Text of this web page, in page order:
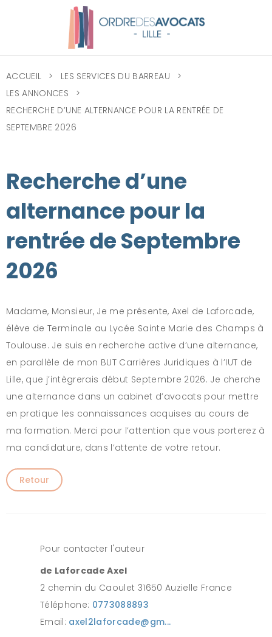
ACCUEIL
LES SERVICES DU BARREAU
LES ANNONCES
RECHERCHE D’UNE ALTERNANCE POUR LA RENTRÉE DE
SEPTEMBRE 2026
Recherche d’une
alternance pour la
rentrée de Septembre
2026
Madame, Monsieur, Je me présente, Axel de Laforcade,
élève de Terminale au Lycée Sainte Marie des Champs à
Toulouse. Je suis en recherche active d’une alternance,
en parallèle de mon BUT Carrières Juridiques à l’IUT de
Lille, que j’intègrerais début Septembre 2026. Je cherche
une alternance dans un cabinet d’avocats pour mettre
en pratique les connaissances acquises au cours de
ma formation. Merci pour l’attention que vous porterez à
ma candidature, dans l’attente de votre retour.
Retour
Pour contacter l'auteur
de Laforcade Axel
2 chemin du Caoulet 31650 Auzielle France
Téléphone: 0773088893
Email: axel2laforcade@gm...